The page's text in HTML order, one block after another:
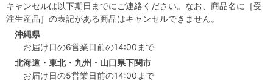
キャンセルは以下期日までにご連絡ください。なお、商品名に［受
注生産品］の表記がある商品はキャンセルできません。
沖縄県
お届け日の6営業日前の14:00まで
北海道・東北・九州・山口県下関市
お届け日の5営業日前の14:00まで